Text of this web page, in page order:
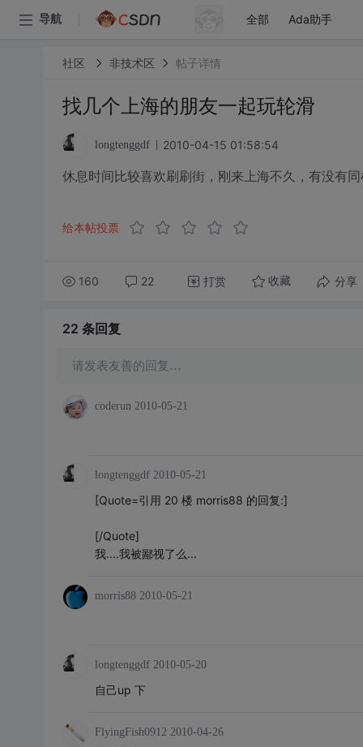
导航 全部 Ada助手
社区 非技术区 帖子详情
找几个上海的朋友一起玩轮滑
longtenggdf 2010-04-15 01:58:54
休息时间比较喜欢刷刷街，刚来上海不久，有没有
给本帖投票
160 22 打赏 收藏 分享
22 条回复
请发表友善的回复…
coderun 2010-05-21
longtenggdf 2010-05-21
[Quote=引用 20 楼 morris88 的回复:]
[/Quote]
我....我被鄙视了么...
morris88 2010-05-21
longtenggdf 2010-05-20
自己up 下
FlyingFish0912 2010-04-26